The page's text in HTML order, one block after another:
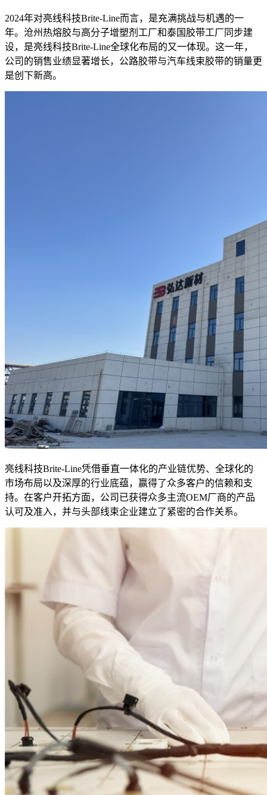
2024年对亮线科技Brite-Line而言，是充满挑战与机遇的一
年。沧州热熔胶与高分子增塑剂工厂和泰国胶带工厂同步建
设，是亮线科技Brite-Line全球化布局的又一体现。这一年，
公司的销售业绩显著增长，公路胶带与汽车线束胶带的销量更
是创下新高。
亮线科技Brite-Line凭借垂直一体化的产业链优势、全球化的
市场布局以及深厚的行业底蕴，赢得了众多客户的信赖和支
持。在客户开拓方面，公司已获得众多主流OEM厂商的产品
认可及准入，并与头部线束企业建立了紧密的合作关系。